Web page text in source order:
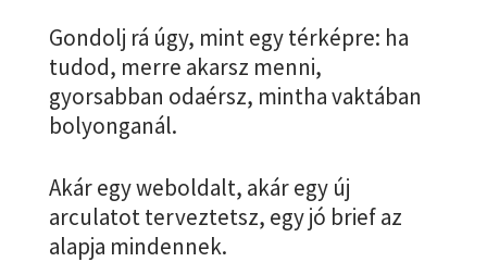
Gondolj rá úgy, mint egy térképre: ha
tudod, merre akarsz menni,
gyorsabban odaérsz, mintha vaktában
bolyonganál.
Akár egy weboldalt, akár egy új
arculatot terveztetsz, egy jó brief az
alapja mindennek.